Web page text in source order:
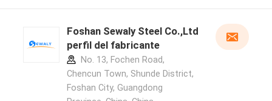
Foshan Sewaly Steel Co.,Ltd
perfil del fabricante
No. 13, Fochen Road,
Chencun Town, Shunde District,
Foshan City, Guangdong